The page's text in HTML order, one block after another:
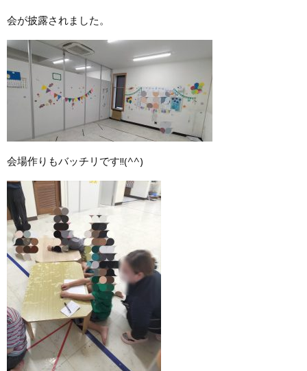
会が披露されました。
会場作りもバッチリです!!(^^)